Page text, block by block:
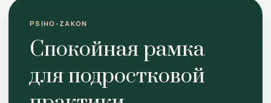
PSIHO-ZAKON
Спокойная рамка
для подростковой